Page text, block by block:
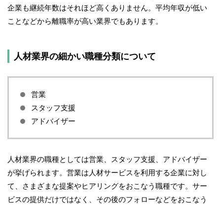
企業も継続年数はそれほど高くありません。平均年収が低い
ことなどから離職率が高い業界でもあります。
人材業界の細かい職種分類について
営業
スタッフ支援
アドバイザー
人材業界の職種としては営業、スタッフ支援、アドバイザー
が挙げられます。営業は人材サービスを利用する企業に対し
て、さまざまな提案やヒアリングをおこなう職種です。サー
ビスの提供だけではなく、その後のフォローなどをおこなう